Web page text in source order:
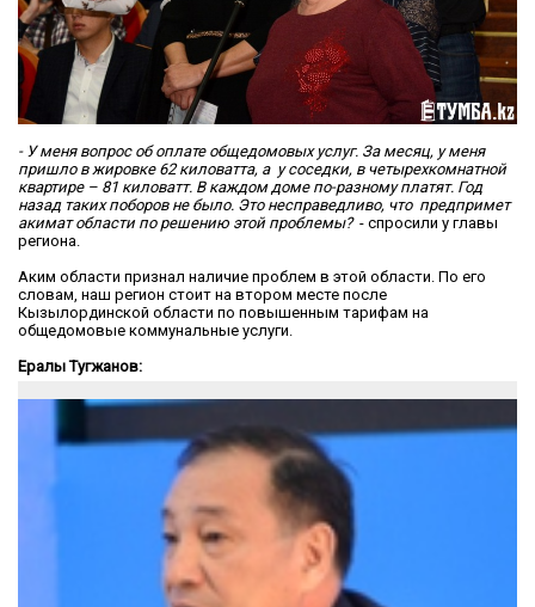
- У меня вопрос об оплате общедомовых услуг. За месяц, у меня
пришло в жировке 62 киловатта, а у соседки, в четырехкомнатной
квартире – 81 киловатт. В каждом доме по-разному платят. Год
назад таких поборов не было. Это несправедливо, что предпримет
акимат области по решению этой проблемы?- спросили у главы
региона.
Аким области признал наличие проблем в этой области. По его
словам, наш регион стоит на втором месте после
Кызылординской области по повышенным тарифам на
общедомовые коммунальные услуги.
Ералы Тугжанов: